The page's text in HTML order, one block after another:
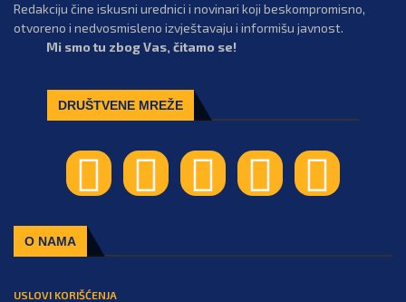
Redakciju čine iskusni urednici i novinari koji beskompromisno,
otvoreno i nedvosmisleno izvještavaju i informišu javnost.
Mi smo tu zbog Vas, čitamo se!
DRUŠTVENE MREŽE
O NAMA
USLOVI KORIŠĆENJA